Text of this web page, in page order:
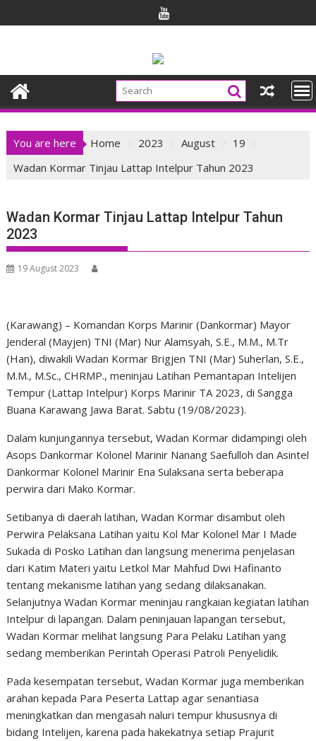
to
You are here Home 2023 August
19
Wadan Kormar Tinjau Lattap Intelpur Tahun 2023
Wadan Kormar Tinjau Lattap Intelpur Tahun
2023
19 August 2023
(Karawang) – Komandan Korps Marinir (Dankormar) Mayor
Jenderal (Mayjen) TNI (Mar) Nur Alamsyah, S.E., M.M., M.Tr
(Han), diwakili Wadan Kormar Brigjen TNI (Mar) Suherlan, S.E.,
M.M., M.Sc., CHRMP., meninjau Latihan Pemantapan Intelijen
Tempur (Lattap Intelpur) Korps Marinir TA 2023, di Sangga
Buana Karawang Jawa Barat. Sabtu (19/08/2023).
Dalam kunjungannya tersebut, Wadan Kormar didampingi oleh
Asops Dankormar Kolonel Marinir Nanang Saefulloh dan Asintel
Dankormar Kolonel Marinir Ena Sulaksana serta beberapa
perwira dari Mako Kormar.
Setibanya di daerah latihan, Wadan Kormar disambut oleh
Perwira Pelaksana Latihan yaitu Kol Mar Kolonel Mar I Made
Sukada di Posko Latihan dan langsung menerima penjelasan
dari Katim Materi yaitu Letkol Mar Mahfud Dwi Hafinanto
tentang mekanisme latihan yang sedang dilaksanakan.
Selanjutnya Wadan Kormar meninjau rangkaian kegiatan latihan
Intelpur di lapangan. Dalam peninjauan lapangan tersebut,
Wadan Kormar melihat langsung Para Pelaku Latihan yang
sedang memberikan Perintah Operasi Patroli Penyelidik.
Pada kesempatan tersebut, Wadan Kormar juga memberikan
arahan kepada Para Peserta Lattap agar senantiasa
meningkatkan dan mengasah naluri tempur khususnya di
bidang Intelijen, karena pada hakekatnya setiap Prajurit